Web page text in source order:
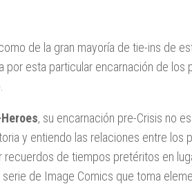
de la gran mayoría de tie-ins de
esta particular encarnación de los
, su encarnación pre-Crisis no
y entiendo las relaciones entre los
de tiempos pretéritos en
serie de Image Comics que toma